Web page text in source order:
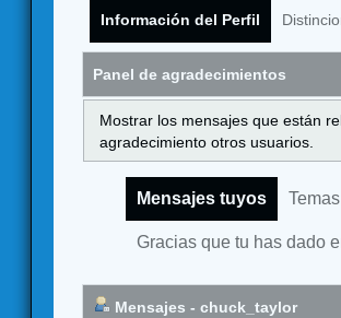
Información del Perfil
Panel de agradecimientos
Mostrar los mensajes que están
agradecimiento otros usuarios.
Mensajes tuyos
Gracias que tu has dado
Mensajes - chuck_taylor